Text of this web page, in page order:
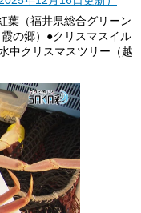
葉（福井県総合グリーン
の郷）●クリスマスイル
中クリスマスツリー（越